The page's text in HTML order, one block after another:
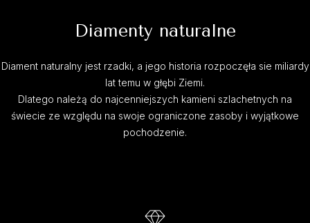
Diamenty naturalne
Diament naturalny jest rzadki, a jego historia rozpoczęła sie miliardy
lat temu w głębi Ziemi.
Dlatego należą do najcenniejszych kamieni szlachetnych na
świecie ze względu na swoje ograniczone zasoby i wyjątkowe
pochodzenie.